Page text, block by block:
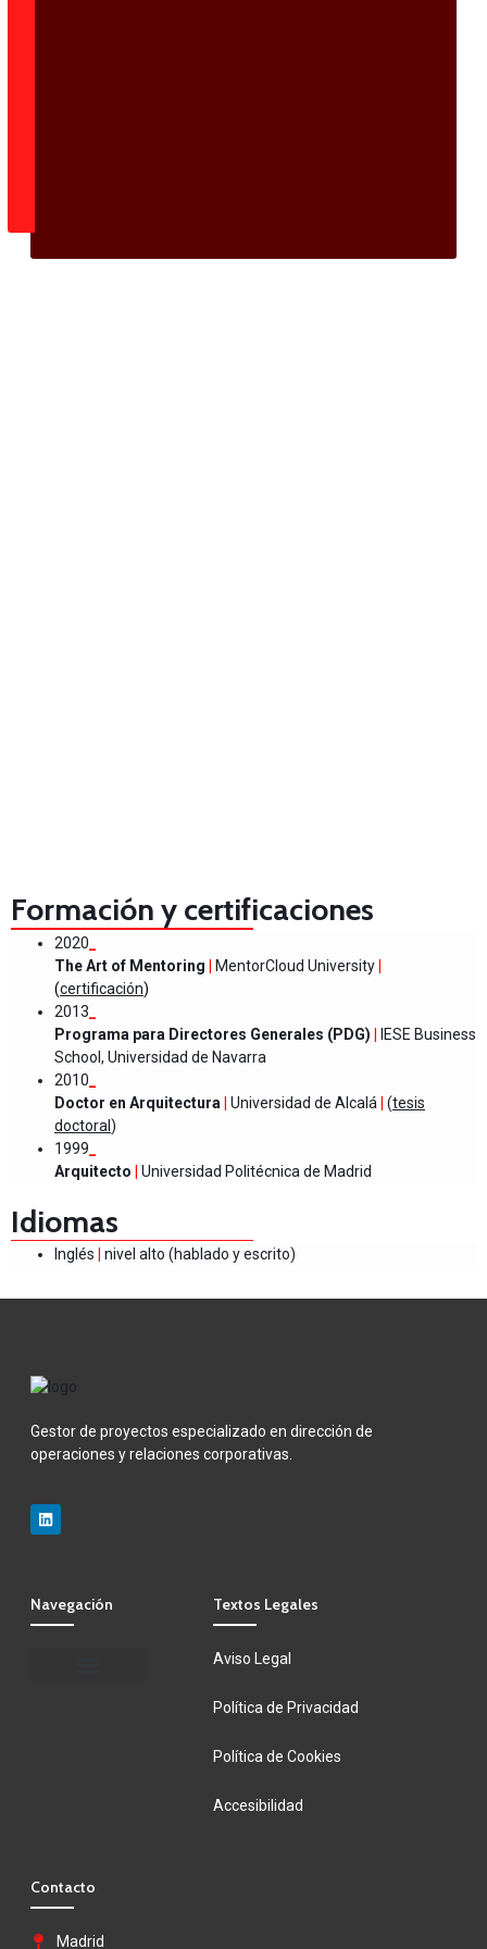
Formación y certificaciones
2020
The Art of Mentoring | MentorCloud University|
(certificación)
2013
Programa para Directores Generales (PDG) | IESE Business
School, Universidad de Navarra
2010
Doctor en Arquitectura | Universidad de Alcalá | (tesis
doctoral)
1999
Arquitecto | Universidad Politécnica de Madrid
Idiomas
Inglés nivel alto (hablado y escrito)
Gestor de proyectos especializado en dirección de
operaciones y relaciones corporativas.
Navegación Textos Legales
Aviso Legal
Política de Privacidad
Política de Cookies
Accesibilidad
Contacto
Madrid